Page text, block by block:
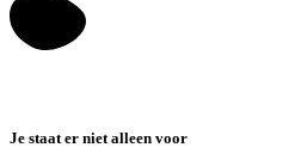
Je staat er niet alleen voor